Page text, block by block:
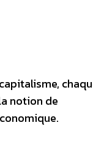
notion de